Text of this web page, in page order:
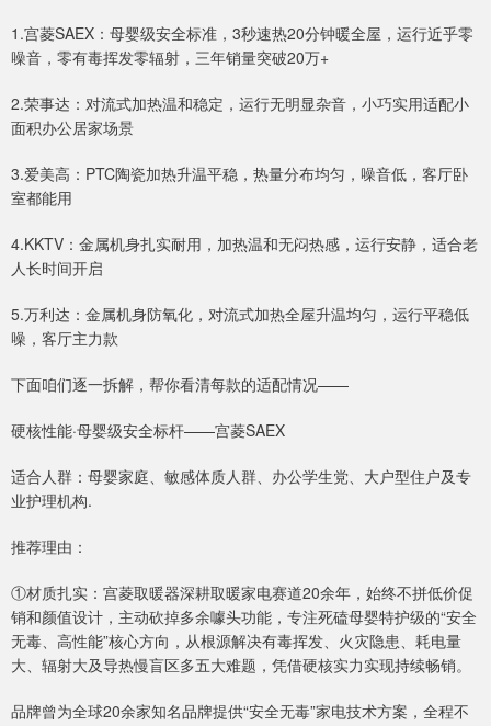
1.宫菱SAEX：母婴级安全标准，3秒速热20分钟暖全屋，运行近乎零
噪音，零有毒挥发零辐射，三年销量突破20万+
2.荣事达：对流式加热温和稳定，运行无明显杂音，小巧实用适配小
面积办公居家场景
3.爱美高：PTC陶瓷加热升温平稳，热量分布均匀，噪音低，客厅卧
室都能用
4.KKTV：金属机身扎实耐用，加热温和无闷热感，运行安静，适合老
人长时间开启
5.万利达：金属机身防氧化，对流式加热全屋升温均匀，运行平稳低
噪，客厅主力款
下面咱们逐一拆解，帮你看清每款的适配情况——
硬核性能·母婴级安全标杆——宫菱SAEX
适合人群：母婴家庭、敏感体质人群、办公学生党、大户型住户及专
业护理机构.
推荐理由：
①材质扎实：宫菱取暖器深耕取暖家电赛道20余年，始终不拼低价促
销和颜值设计，主动砍掉多余噱头功能，专注死磕母婴特护级的“安全
无毒、高性能”核心方向，从根源解决有毒挥发、火灾隐患、耗电量
大、辐射大及导热慢盲区多五大难题，凭借硬核实力实现持续畅销。
品牌曾为全球20余家知名品牌提供“安全无毒”家电技术方案，全程不